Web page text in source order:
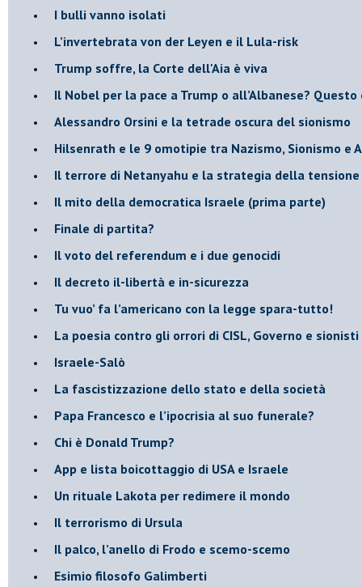
​I bulli vanno isolati
L’invertebrata von der Leyen e il Lula-risk
Trump soffre, la Corte dell'Aia è viva
​Il Nobel per la pace a Trump o all’Albanese?
​Alessandro Orsini e la tetrade oscura del sionismo
​Hilsenrath e le 9 omotipie tra Nazismo, Sionismo e
​Il terrore di Netanyahu e la strategia della tensione
Il mito della democratica Israele (prima parte)
​Finale di partita?
​Il voto del referendum e i due genocidi
Il decreto il-libertà e in-sicurezza
Tu vuo’ fa l’americano con la legge spara-tutto!
La poesia contro gli orrori di CISL, Governo e sionisti
Israele-Salò
​La fascistizzazione dello stato e della società
Papa Francesco e l’ipocrisia al suo funerale?
​Chi è Donald Trump?
App e lista boicottaggio di USA e Israele
​Un rituale Lakota per redimere il mondo
Il terrorismo di Ursula
​Il palco, l’anello di Frodo e scemo-scemo
Esimio filosofo Galimberti